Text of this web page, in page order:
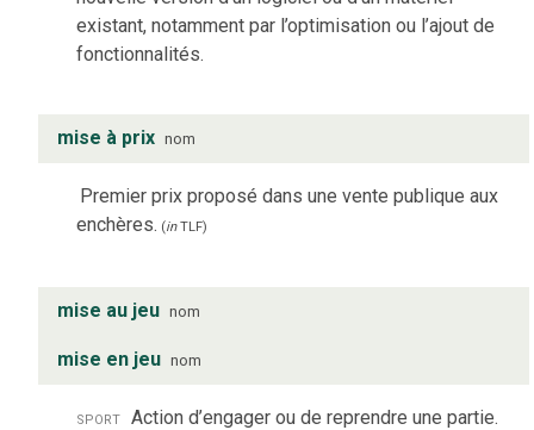
existant, notamment par l’optimisation ou l’ajout de
fonctionnalités.
mise à prix nom
Premier prix proposé dans une vente publique aux
enchères. (inTLF)
mise au jeu nom
mise en jeu nom
sport Action d’engager ou de reprendre une partie.